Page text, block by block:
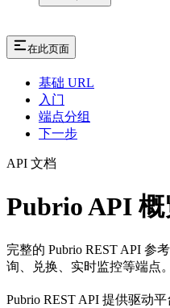
在此页面
基础 URL
入门
端点分组
下一步
API 文档
Pubrio API 概
完整的 Pubrio REST API 参
询、兑换、实时监控等端点。
Pubrio REST API 提供驱动